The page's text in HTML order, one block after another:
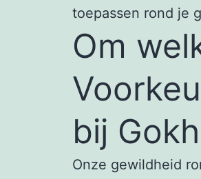
toepassen rond je
Om
bij
Onze gewildheid